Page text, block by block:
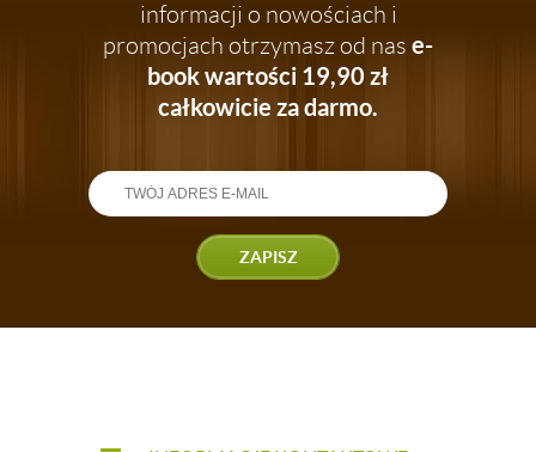
informacji o nowościach i
promocjach otrzymasz od nas e-
book wartości 19,90 zł
całkowicie za darmo.
ZAPISZ